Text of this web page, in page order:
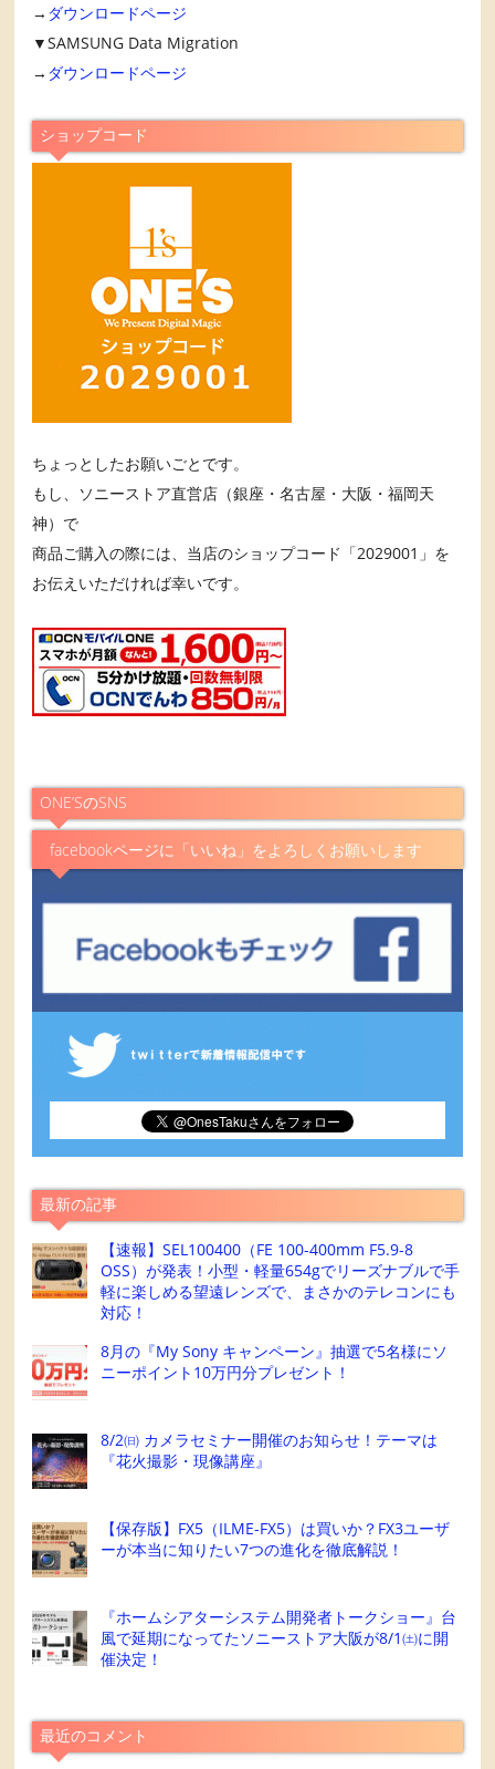
→ ダウンロードページ
▼SAMSUNG Data Migration
→ ダウンロードページ
ショップコード
ちょっとしたお願いごとです。
もし、ソニーストア直営店（銀座・名古屋・大阪・福岡天
神）で
商品ご購入の際には、当店のショップコード「2029001」を
お伝えいただければ幸いです。
ONE’SのSNS
facebookページに「いいね」をよろしくお願いします
最新の記事
【速報】SEL100400（FE 100-400mm F5.9-8
OSS）が発表！小型・軽量654gでリーズナブルで手
軽に楽しめる望遠レンズで、まさかのテレコンにも
対応！
8月の『My Sony キャンペーン』抽選で5名様にソ
ニーポイント10万円分プレゼント！
8/2㈰ カメラセミナー開催のお知らせ！テーマは
『花火撮影・現像講座』
【保存版】FX5（ILME-FX5）は買いか？FX3ユーザ
ーが本当に知りたい7つの進化を徹底解説！
『ホームシアターシステム開発者トークショー』台
風で延期になってたソニーストア大阪が8/1㈯に開
催決定！
最近のコメント